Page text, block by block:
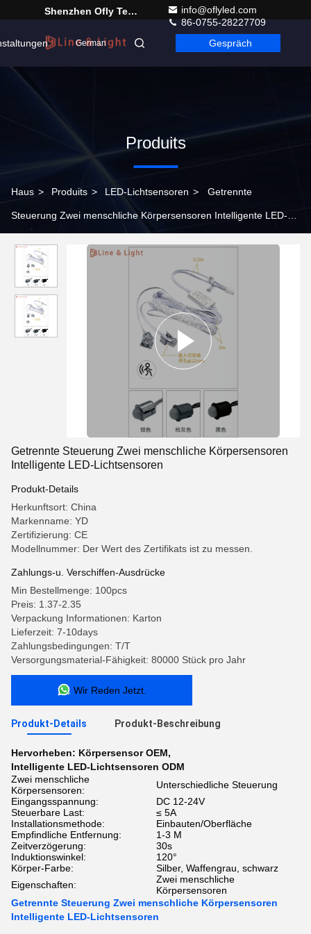
Shenzhen Ofly Technology Co.,Limited
info@oflyled.com
86-0755-28227709
German Gespräch
Produits
Haus > Produits > LED-Lichtsensoren > Getrennte
Steuerung Zwei menschliche Körpersensoren Intelligente LED-
Getrennte Steuerung Zwei menschliche Körpersensoren
Intelligente LED-Lichtsensoren
Produkt-Details
Herkunftsort: China
Markenname: YD
Zertifizierung: CE
Modellnummer: Der Wert des Zertifikats ist zu messen.
Zahlungs-u. Verschiffen-Ausdrücke
Min Bestellmenge: 100pcs
Preis: 1.37-2.35
Verpackung Informationen: Karton
Lieferzeit: 7-10days
Zahlungsbedingungen: T/T
Versorgungsmaterial-Fähigkeit: 80000 Stück pro Jahr
Wir Reden Jetzt.
Produkt-Details Produkt-Beschreibung
Hervorheben: Körpersensor OEM,
Intelligente LED-Lichtsensoren ODM
Zwei menschliche
Körpersensoren:
Unterschiedliche Steuerung
Eingangsspannung:
DC 12-24V
Steuerbare Last:
≤ 5A
Installationsmethode:
Einbauten/Oberfläche
Empfindliche Entfernung:
1-3 M
Zeitverzögerung:
30s
Induktionswinkel:
120°
Körper-Farbe:
Silber, Waffengrau, schwarz
Eigenschaften:
Zwei menschliche
Körpersensoren
Getrennte Steuerung Zwei menschliche Körpersensoren
Intelligente LED-Lichtsensoren